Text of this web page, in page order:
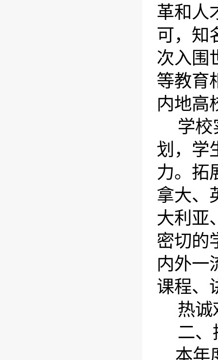
革和人
可，知
次入围
等教育
内地高
学校
划，学
力。拓
拿大、
大利亚
密切的
内外一
课程、
热诚
二、
本年